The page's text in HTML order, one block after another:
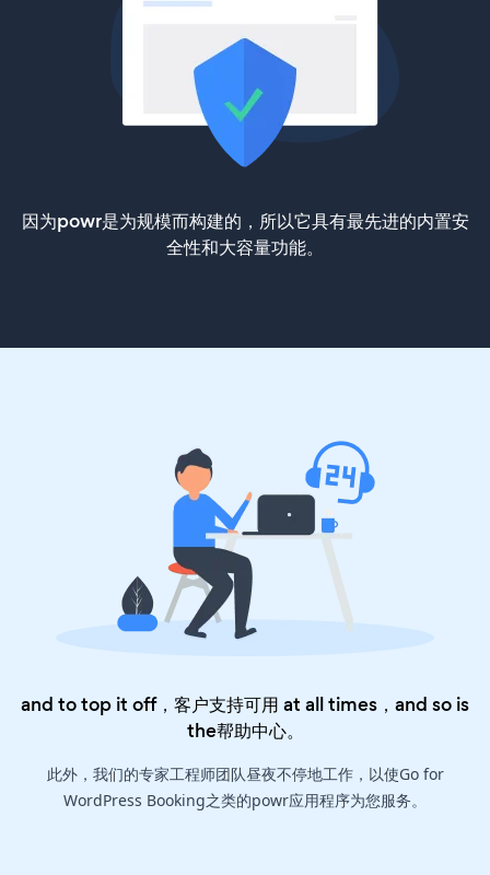
因为powr是为规模而构建的，所以它具有最先进的内置安
全性和大容量功能。
and to top it off，客户支持可用 at all times，and so is
the帮助中心。
此外，我们的专家工程师团队昼夜不停地工作，以使Go for
WordPress Booking之类的powr应用程序为您服务。